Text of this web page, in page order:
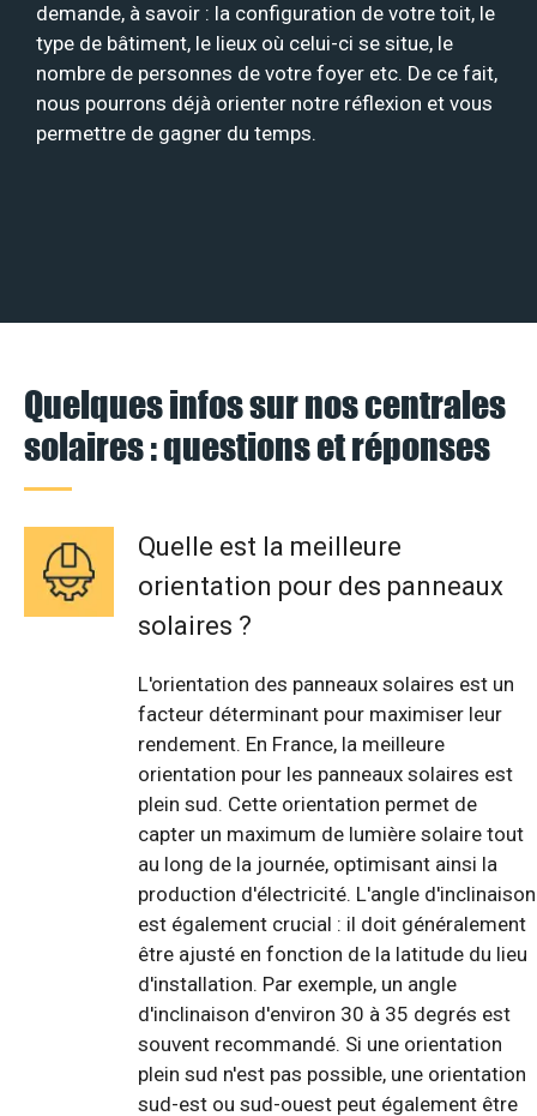
demande, à savoir : la configuration de votre toit, le
type de bâtiment, le lieux où celui-ci se situe, le
nombre de personnes de votre foyer etc. De ce fait,
nous pourrons déjà orienter notre réflexion et vous
permettre de gagner du temps.
Quelques infos sur nos centrales
solaires : questions et réponses
Quelle est la meilleure
orientation pour des panneaux
solaires ?
L'orientation des panneaux solaires est un
facteur déterminant pour maximiser leur
rendement. En France, la meilleure
orientation pour les panneaux solaires est
plein sud. Cette orientation permet de
capter un maximum de lumière solaire tout
au long de la journée, optimisant ainsi la
production d'électricité. L'angle d'inclinaison
est également crucial : il doit généralement
être ajusté en fonction de la latitude du lieu
d'installation. Par exemple, un angle
d'inclinaison d'environ 30 à 35 degrés est
souvent recommandé. Si une orientation
plein sud n'est pas possible, une orientation
sud-est ou sud-ouest peut également être